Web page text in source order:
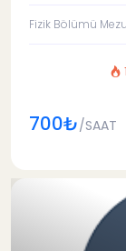
Fizik Bölümü
700₺/SAAT